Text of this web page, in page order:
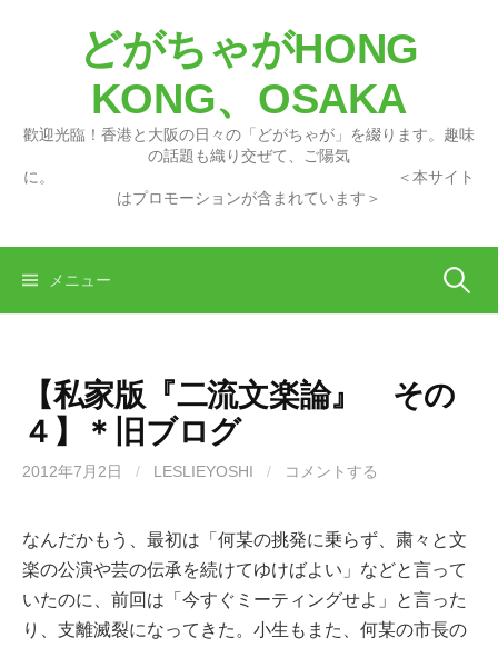
どがちゃがHONG
KONG、OSAKA
歡迎光臨！香港と大阪の日々の「どがちゃが」を綴ります。趣味
の話題も織り交ぜて、ご陽気
に。 ＜本サイト
はプロモーションが含まれています＞
メニュー 検
【私家版『二流文楽論』 その
４】＊旧ブログ
2012年7月2日 / LESLIEYOSHI / コメントする
なんだかもう、最初は「何某の挑発に乗らず、粛々と文
楽の公演や芸の伝承を続けてゆけばよい」などと言って
いたのに、前回は「今すぐミーティングせよ」と言った
り、支離滅裂になってきた。小生もまた、何某の市長の